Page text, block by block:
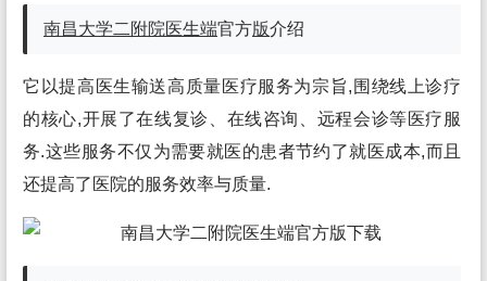
南昌大学二附院医生端官方版介绍
它以提高医生输送高质量医疗服务为宗旨,围绕线上诊疗
的核心,开展了在线复诊、在线咨询、远程会诊等医疗服
务.这些服务不仅为需要就医的患者节约了就医成本,而且
还提高了医院的服务效率与质量.